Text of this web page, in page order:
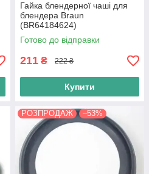
Гайка блендерної чаші для
блендера Braun
(BR64184624)
Готово до відправки
211 ₴ 222 ₴
Купити
РОЗПРОДАЖ –53%